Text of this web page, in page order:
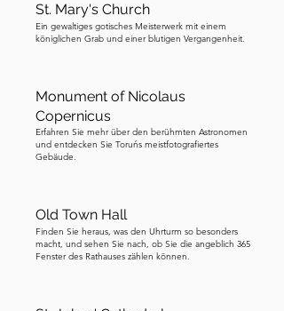
leben konnten. Klingt ein bisschen wie
die Geschichte vom Rattenfänger, nicht
errichtet, die ihn zeigt, wie er auf seiner
Geige spielt, während acht
aufmerksame Frösche um ihn herum
lauschen. Man sagt, dass, wenn Sie die
wünschen, dieser Wunsch in Erfüllung
geht. Machen Sie also einen Wunsch!
Ich treffe Sie an unserem nächsten
St. Mary's Church
Ein gewaltiges gotisches Meisterwerk mit einem
königlichen Grab und einer blutigen Vergangenheit.
Monument of Nicolaus
Copernicus
Erfahren Sie mehr über den berühmten Astronomen
und entdecken Sie Toruńs meistfotografiertes
Gebäude.
Old Town Hall
Finden Sie heraus, was den Uhrturm so besonders
macht, und sehen Sie nach, ob Sie die angeblich 365
Fenster des Rathauses zählen können.